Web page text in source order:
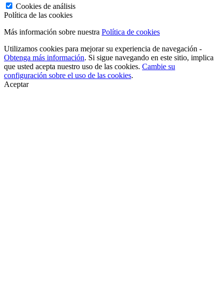
Cookies de análisis
Política de las cookies
Más información sobre nuestra Política de cookies
Utilizamos cookies para mejorar su experiencia de navegación -
Obtenga más información. Si sigue navegando en este sitio, implica
que usted acepta nuestro uso de las cookies. Cambie su
configuración sobre el uso de las cookies.
Aceptar